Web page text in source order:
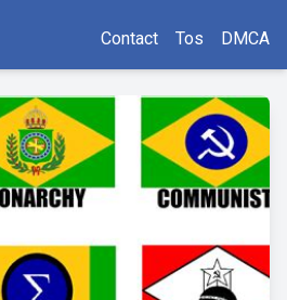
Contact Tos DMCA